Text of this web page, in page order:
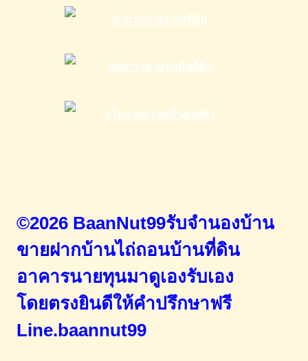
©2026 BaanNut99รับจำนองบ้าน
ขายฝากบ้านไถ่ถอนบ้านที่ดิน
อาคารนายทุนมาดูเองรับเอง
โดยตรงยินดีให้คำปรึกษาฟรี
Line.baannut99